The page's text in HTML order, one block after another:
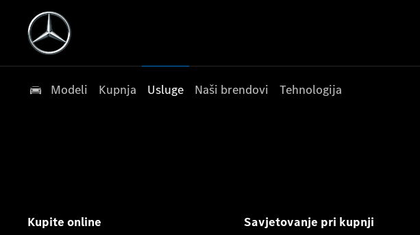
Modeli Kupnja Usluge Naši brendovi Tehnologija
Kupite online Savjetovanje pri kupnji